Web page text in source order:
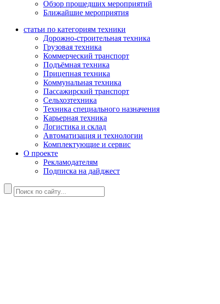
Обзор прошедших мероприятий
Ближайшие мероприятия
статьи по категориям техники
Дорожно-строительная техника
Грузовая техника
Коммерческий транспорт
Подъёмная техника
Прицепная техника
Коммунальная техника
Пассажирский транспорт
Сельхозтехника
Техника специального назначения
Карьерная техника
Логистика и склад
Автоматизация и технологии
Комплектующие и сервис
О проекте
Рекламодателям
Подписка на дайджест